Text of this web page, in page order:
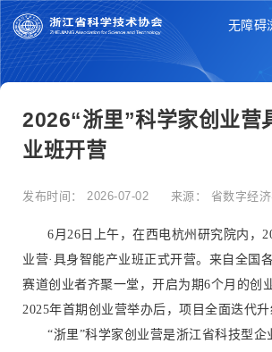
无障碍
2026“浙里”科学家创业营
业班开营
发布时间： 2026-07-02 来源： 省数字经
6月26日上午，在西电杭州研究院内，
业营·具身智能产业班正式开营。来自全国
赛道创业者齐聚一堂，开启为期6个月的创
2025年首期创业营举办后，项目全面迭代升
“浙里”科学家创业营是浙江省科技型企